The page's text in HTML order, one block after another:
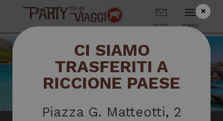
scrivi menu
MAIORCA
×
CI SIAMO
TRASFERITI A
RICCIONE PAESE
Piazza G. Matteotti, 2